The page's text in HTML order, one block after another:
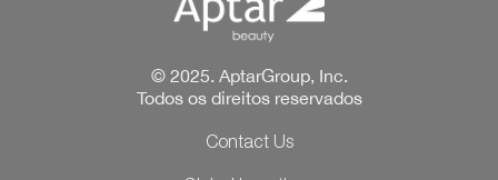
© 2025. AptarGroup, Inc.
Todos os direitos reservados
Contact Us